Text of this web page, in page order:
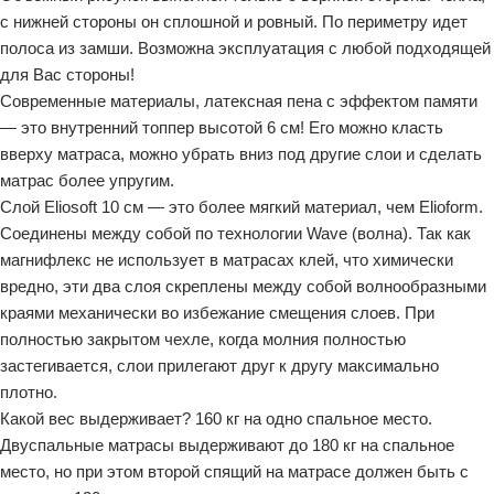
с нижней стороны он сплошной и ровный. По периметру идет
полоса из замши. Возможна эксплуатация с любой подходящей
для Вас стороны!
Современные материалы, латексная пена с эффектом памяти
— это внутренний топпер высотой 6 см! Его можно класть
вверху матраса, можно убрать вниз под другие слои и сделать
матрас более упругим.
Слой Eliosoft 10 см — это более мягкий материал, чем Elioform.
Соединены между собой по технологии Wave (волна). Так как
магнифлекс не использует в матрасах клей, что химически
вредно, эти два слоя скреплены между собой волнообразными
краями механически во избежание смещения слоев. При
полностью закрытом чехле, когда молния полностью
застегивается, слои прилегают друг к другу максимально
плотно.
Какой вес выдерживает? 160 кг на одно спальное место.
Двуспальные матрасы выдерживают до 180 кг на спальное
место, но при этом второй спящий на матрасе должен быть с